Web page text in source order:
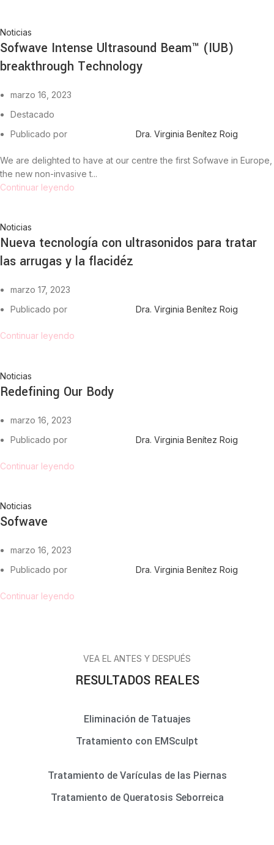
Noticias
Sofwave Intense Ultrasound Beam™ (IUB)
breakthrough Technology
marzo 16, 2023
Destacado
Publicado por
Dra. Virginia Benítez Roig
We are delighted to have at our centre the first Sofwave in Europe,
the new non-invasive t...
Continuar leyendo
Noticias
Nueva tecnología con ultrasonidos para tratar
las arrugas y la flacidéz
marzo 17, 2023
Publicado por
Dra. Virginia Benítez Roig
Continuar leyendo
Noticias
Redefining Our Body
marzo 16, 2023
Publicado por
Dra. Virginia Benítez Roig
Continuar leyendo
Noticias
Sofwave
marzo 16, 2023
Publicado por
Dra. Virginia Benítez Roig
Continuar leyendo
VEA EL ANTES Y DESPUÉS
RESULTADOS REALES
Eliminación de Tatuajes
Tratamiento con EMSculpt
Tratamiento de Varículas de las Piernas
Tratamiento de Queratosis Seborreica